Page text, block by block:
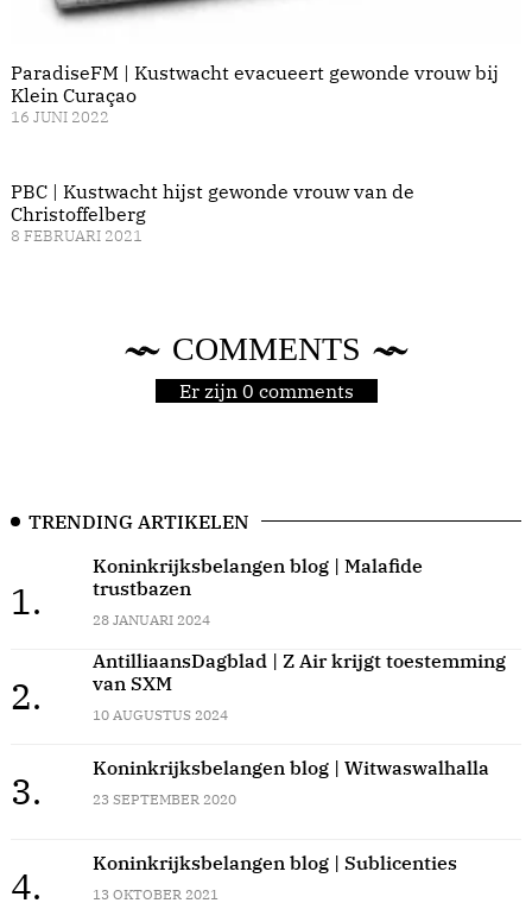
ParadiseFM | Kustwacht evacueert gewonde vrouw bij
Klein Curaçao
16 JUNI 2022
PBC | Kustwacht hijst gewonde vrouw van de
Christoffelberg
8 FEBRUARI 2021
COMMENTS
Er zijn 0 comments
TRENDING ARTIKELEN
1.
Koninkrijksbelangen blog | Malafide
trustbazen
28 JANUARI 2024
2.
AntilliaansDagblad | Z Air krijgt toestemming
van SXM
10 AUGUSTUS 2024
3.
Koninkrijksbelangen blog | Witwaswalhalla
23 SEPTEMBER 2020
4.
Koninkrijksbelangen blog | Sublicenties
13 OKTOBER 2021